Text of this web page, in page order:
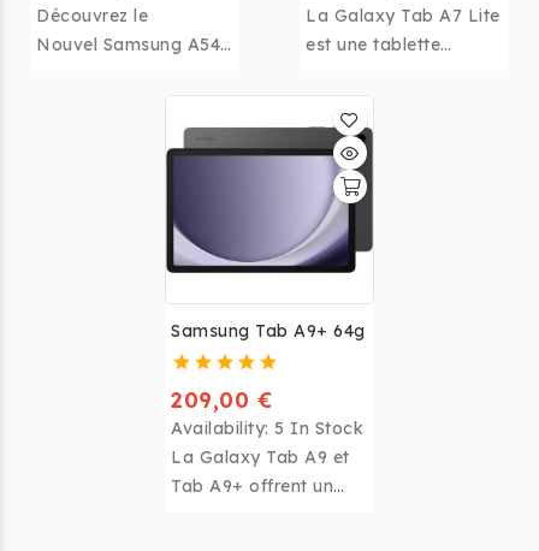
Découvrez le
Nouvel Samsung A54
La Galaxy Tab A7 Lite
est une tablette
avec un écran de 8,7
pouces, une
couverture métallique
et une autonomie de
batterie
exceptionnelle. Elle
offre des
fonctionnalités
pratiques telles que le
MP et un stockage
extensible jusqu'à 1
To.
Samsung Tab A9+ 64g
209,00 €
Availability: 5 In Stock
La Galaxy Tab A9 et
Tab A9+ offrent un